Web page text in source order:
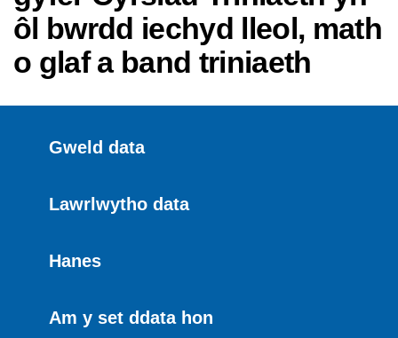
ôl bwrdd iechyd lleol, math
o glaf a band triniaeth
Gweld data
Lawrlwytho data
Hanes
Am y set ddata hon